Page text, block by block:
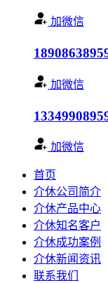
加微信
加微信
加微信
首页
介休公司简介
介休产品中心
介休知名客户
介休成功案例
介休新闻资讯
联系我们